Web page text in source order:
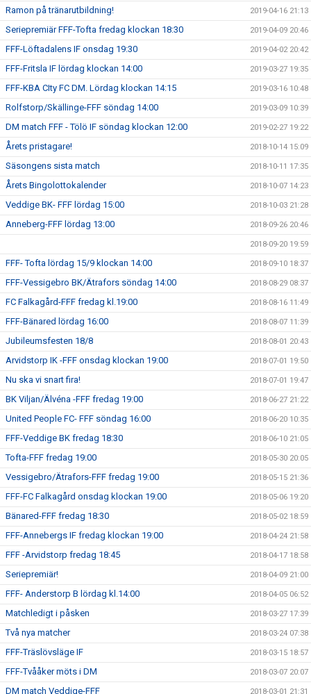
Ramon på tränarutbildning! 2019-04-16 21:13
Seriepremiär FFF-Tofta fredag klockan 18:30 2019-04-09 20:46
FFF-Löftadalens IF onsdag 19:30 2019-04-02 20:42
FFF-Fritsla IF lördag klockan 14:00 2019-03-27 19:35
FFF-KBA CIty FC DM. Lördag klockan 14:15 2019-03-16 10:48
Rolfstorp/Skällinge-FFF söndag 14:00 2019-03-09 10:39
DM match FFF - Tölö IF söndag klockan 12:00 2019-02-27 19:22
Årets pristagare! 2018-10-14 15:09
Säsongens sista match 2018-10-11 17:35
Årets Bingolottokalender 2018-10-07 14:23
Veddige BK- FFF lördag 15:00 2018-10-03 21:28
Anneberg-FFF lördag 13:00 2018-09-26 20:46
2018-09-20 19:59
FFF- Tofta lördag 15/9 klockan 14:00 2018-09-10 18:37
FFF-Vessigebro BK/Ätrafors söndag 14:00 2018-08-29 08:37
FC Falkagård-FFF fredag kl.19:00 2018-08-16 11:49
FFF-Bänared lördag 16:00 2018-08-07 11:39
Jubileumsfesten 18/8 2018-08-01 20:43
Arvidstorp IK -FFF onsdag klockan 19:00 2018-07-01 19:50
Nu ska vi snart fira! 2018-07-01 19:47
BK Viljan/Älvéna -FFF fredag 19:00 2018-06-27 21:22
United People FC- FFF söndag 16:00 2018-06-20 10:35
FFF-Veddige BK fredag 18:30 2018-06-10 21:05
Tofta-FFF fredag 19:00 2018-05-30 20:05
Vessigebro/Ätrafors-FFF fredag 19:00 2018-05-15 21:36
FFF-FC Falkagård onsdag klockan 19:00 2018-05-06 19:20
Bänared-FFF fredag 18:30 2018-05-02 18:59
FFF-Annebergs IF fredag klockan 19:00 2018-04-24 21:58
FFF -Arvidstorp fredag 18:45 2018-04-17 18:58
Seriepremiär! 2018-04-09 21:00
FFF- Anderstorp B lördag kl.14:00 2018-04-05 06:52
Matchledigt i påsken 2018-03-27 17:39
Två nya matcher 2018-03-24 07:38
FFF-Träslövsläge IF 2018-03-15 18:57
FFF-Tvååker möts i DM 2018-03-07 20:07
DM match Veddige-FFF 2018-03-01 21:31